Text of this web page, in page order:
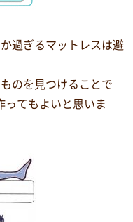
過ぎるマットレスは避
のを見つけることで
ってもよいと思いま